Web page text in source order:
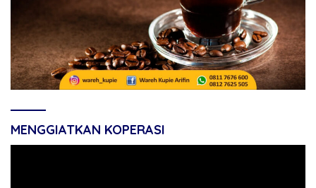
MENGGIATKAN KOPERASI